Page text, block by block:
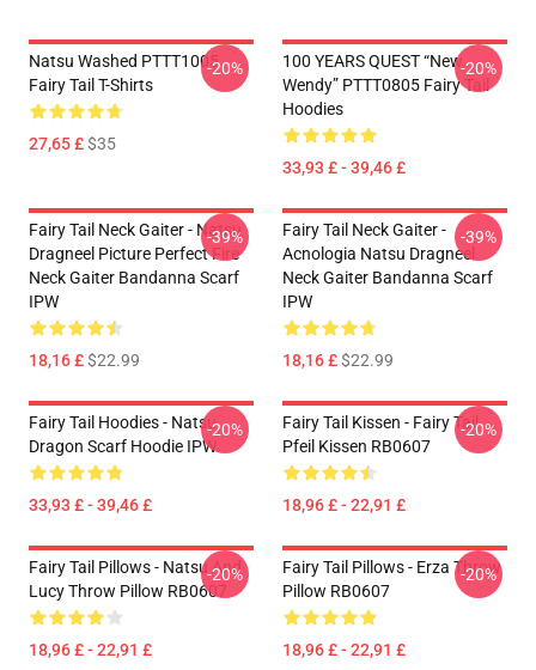
Natsu Washed PTTT1005
Fairy Tail T-Shirts
27,65 £$35
-20%
100 YEARS QUEST “New
Wendy” PTTT0805 Fairy Tail
Hoodies
33,93 £ - 39,46 £
-20%
Fairy Tail Neck Gaiter - Natsu
Dragneel Picture Perfect Fire
Neck Gaiter Bandanna Scarf
IPW
18,16 £$22.99
-39%
Fairy Tail Neck Gaiter -
Acnologia Natsu Dragneel
Neck Gaiter Bandanna Scarf
IPW
18,16 £$22.99
-39%
Fairy Tail Hoodies - Natsu
Dragon Scarf Hoodie IPW
33,93 £ - 39,46 £
-20%
Fairy Tail Kissen - Fairy Tail
Pfeil Kissen RB0607
18,96 £ - 22,91 £
-20%
Fairy Tail Pillows - Natsu And
Lucy Throw Pillow RB0607
18,96 £ - 22,91 £
-20%
Fairy Tail Pillows - Erza Throw
Pillow RB0607
18,96 £ - 22,91 £
-20%